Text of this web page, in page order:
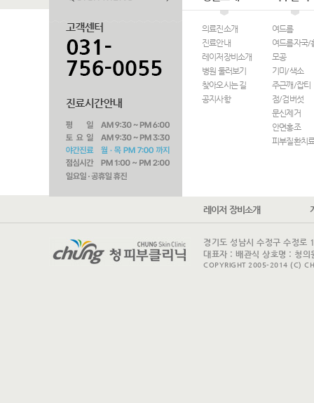
의료진소개
진료안내
레이저장비소개
병원 둘러보기
찾아오시는 길
공지사항
여드름
여드름자국/
모공
기미/색소
주근깨/잡티
점/검버섯
문신제거
안면홍조
피부질환치
레이저 장비소개
경기도 성남시 수정구 수정
대표자 : 배관식 상호명 : 청
COPYRIGHT 2005-2014 (C)